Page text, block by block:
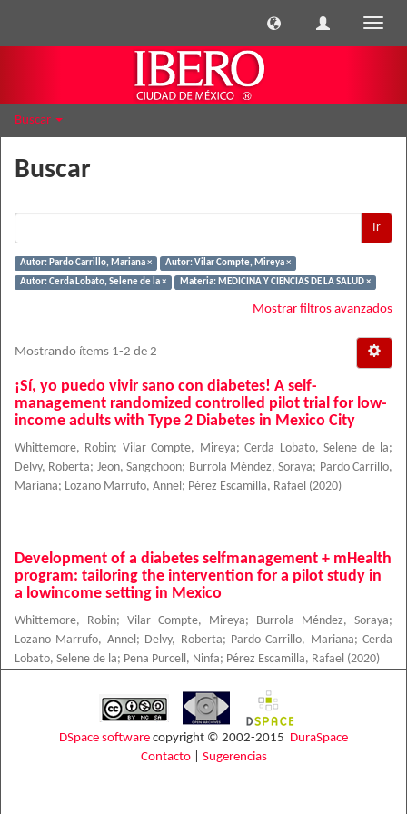
Buscar
Buscar
Ir
Autor: Pardo Carrillo, Mariana ×
Autor: Vilar Compte, Mireya ×
Autor: Cerda Lobato, Selene de la ×
Materia: MEDICINA Y CIENCIAS DE LA SALUD ×
Mostrar filtros avanzados
Mostrando ítems 1-2 de 2
¡Sí, yo puedo vivir sano con diabetes! A self-
management randomized controlled pilot trial for low-
income adults with Type 2 Diabetes in Mexico City
Whittemore, Robin; Vilar Compte, Mireya;Cerda Lobato, Selene de la;
Delvy, Roberta; Jeon, Sangchoon; Burrola Méndez, Soraya; Pardo Carrillo,
Mariana; Lozano Marrufo, Annel ; Pérez Escamilla, Rafael (2020)
Development of a diabetes selfmanagement + mHealth
program: tailoring the intervention for a pilot study in
a lowincome setting in Mexico
Whittemore, Robin; Vilar Compte, Mireya; Burrola Méndez, Soraya;
Lozano Marrufo, Annel ; Delvy, Roberta; Pardo Carrillo, Mariana; Cerda
Lobato, Selene de la; Pena Purcell, Ninfa; Pérez Escamilla, Rafael (2020)
DSpace software copyright © 2002-2015 DuraSpace
Contacto| Sugerencias